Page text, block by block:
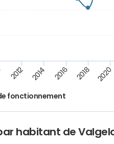
fonctionnement
2012 2014 2016 2018 2020
habitant de